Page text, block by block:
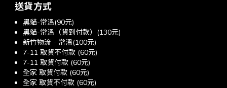
送貨方式
黑貓-常溫(90元)
黑貓-常溫（貨到付款）(130元)
新竹物流 - 常溫(100元)
7-11 取貨不付款 (60元)
7-11 取貨付款 (60元)
全家 取貨付款 (60元)
全家 取貨不付款 (60元)